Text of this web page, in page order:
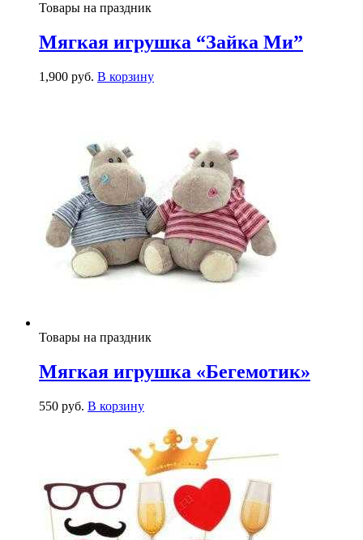
Товары на праздник
Мягкая игрушка “Зайка Ми”
1,900 руб. В корзину
Товары на праздник
Мягкая игрушка «Бегемотик»
550 руб. В корзину